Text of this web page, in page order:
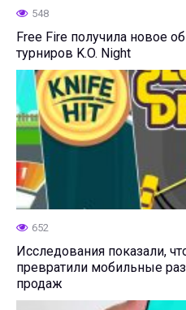
548
Free Fire получила новое
турниров K.O. Night
652
Исследования показали,
превратили мобильные
продаж